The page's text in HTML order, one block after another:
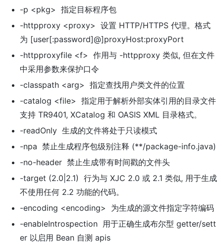
-p <pkg> 指定目标程序包
-httpproxy <proxy> 设置 HTTP/HTTPS 代理。格式
为 [user[:password]@]proxyHost:proxyPort
-httpproxyfile <f> 作用与 -httpproxy 类似, 但在文件
中采用参数来保护口令
-classpath <arg> 指定查找用户类文件的位置
-catalog <file> 指定用于解析外部实体引用的目录文件
支持 TR9401, XCatalog 和 OASIS XML 目录格式。
-readOnly 生成的文件将处于只读模式
-npa 禁止生成程序包级别注释 (**/package-info.java)
-no-header 禁止生成带有时间戳的文件头
-target (2.0|2.1) 行为与 XJC 2.0 或 2.1 类似, 用于生成
不使用任何 2.2 功能的代码。
-encoding <encoding> 为生成的源文件指定字符编码
-enableIntrospection 用于正确生成布尔型 getter/sett
er 以启用 Bean 自测 apis